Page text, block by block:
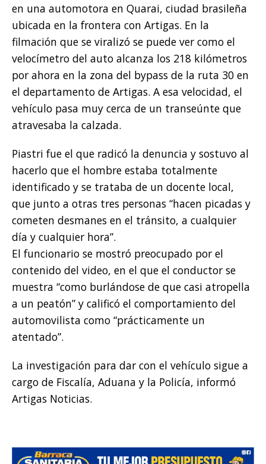
en una automotora en Quarai, ciudad brasileña
ubicada en la frontera con Artigas. En la
filmación que se viralizó se puede ver como el
velocímetro del auto alcanza los 218 kilómetros
por ahora en la zona del bypass de la ruta 30 en
el departamento de Artigas. A esa velocidad, el
vehículo pasa muy cerca de un transeúnte que
atravesaba la calzada.
Piastri fue el que radicó la denuncia y sostuvo al
hacerlo que el hombre estaba totalmente
identificado y se trataba de un docente local,
que junto a otras tres personas “hacen picadas y
cometen desmanes en el tránsito, a cualquier
día y cualquier hora”.
El funcionario se mostró preocupado por el
contenido del video, en el que el conductor se
muestra “como burlándose de que casi atropella
a un peatón” y calificó el comportamiento del
automovilista como “prácticamente un
atentado”.
La investigación para dar con el vehículo sigue a
cargo de Fiscalía, Aduana y la Policía, informó
Artigas Noticias.